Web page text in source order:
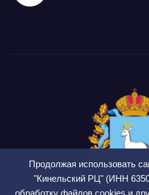
Продолжая использовать
"Кинельский РЦ" (ИНН